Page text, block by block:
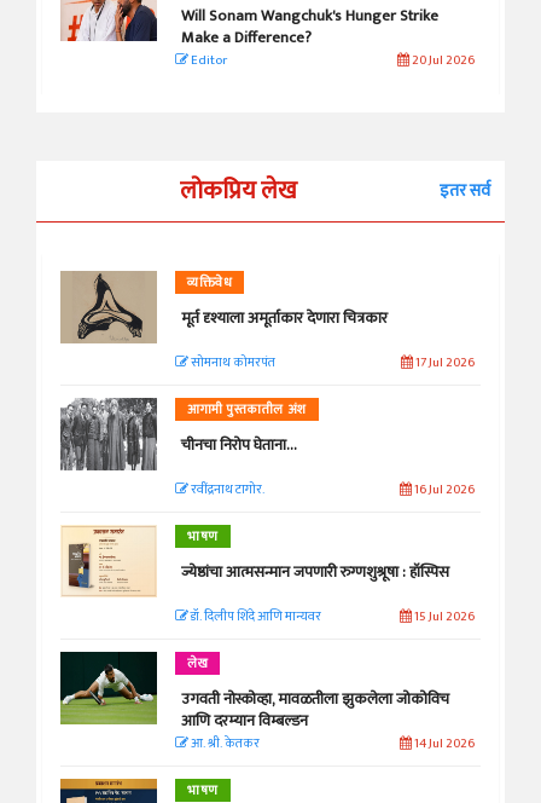
Will Sonam Wangchuk's Hunger Strike
Make a Difference?
Editor 20 Jul 2026
लोकप्रिय लेख इतर सर्व
व्यक्तिवेध
मूर्त दृश्याला अमूर्ताकार देणारा चित्रकार
सोमनाथ कोमरपंत 17 Jul 2026
आगामी पुस्तकातील अंश
चीनचा निरोप घेताना...
रवींद्रनाथ टागोर. 16 Jul 2026
भाषण
ज्येष्ठांचा आत्मसन्मान जपणारी रुग्णशुश्रूषा : हॉस्पिस
डॉ. दिलीप शिंदे आणि मान्यवर 15 Jul 2026
लेख
उगवती नोस्कोव्हा, मावळतीला झुकलेला जोकोविच
आणि दरम्यान विम्बल्डन
आ. श्री. केतकर 14 Jul 2026
भाषण